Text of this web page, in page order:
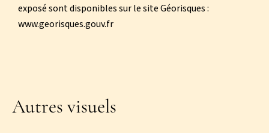
exposé sont disponibles sur le site Géorisques :
www.georisques.gouv.fr
Autres visuels